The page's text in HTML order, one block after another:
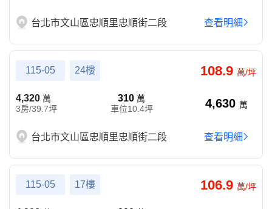
台北市文山區忠順里忠順街二段 查看明細
115-05 24樓 108.9 萬/坪
4,320 萬
3房/39.7坪
310萬
車位10.4坪
4,630 萬
台北市文山區忠順里忠順街二段 查看明細
115-05 17樓 106.9 萬/坪